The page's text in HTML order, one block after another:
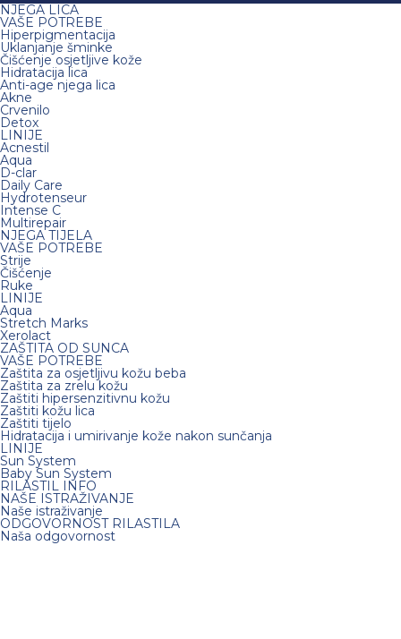
NJEGA LICA
VAŠE POTREBE
Hiperpigmentacija
Uklanjanje šminke
Čišćenje osjetljive kože
Hidratacija lica
Anti-age njega lica
Akne
Crvenilo
Detox
LINIJE
Acnestil
Aqua
D-clar
Daily Care
Hydrotenseur
Intense C
Multirepair
NJEGA TIJELA
VAŠE POTREBE
Strije
Čišćenje
Ruke
LINIJE
Aqua
Stretch Marks
Xerolact
ZAŠTITA OD SUNCA
VAŠE POTREBE
Zaštita za osjetljivu kožu beba
Zaštita za zrelu kožu
Zaštiti hipersenzitivnu kožu
Zaštiti kožu lica
Zaštiti tijelo
Hidratacija i umirivanje kože nakon sunčanja
LINIJE
Sun System
Baby Sun System
RILASTIL INFO
NAŠE ISTRAŽIVANJE
Naše istraživanje
ODGOVORNOST RILASTILA
Naša odgovornost